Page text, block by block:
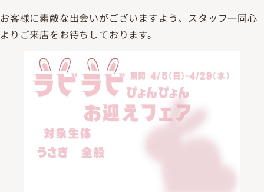
お客様に素敵な出会いがございますよう、スタッフ一同心
よりご来店をお待ちしております。